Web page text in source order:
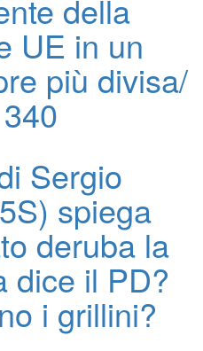
della
UE in un
più divisa/
Sergio
spiega
deruba la
dice il PD?
i grillini?